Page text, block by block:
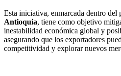
Esta iniciativa, enmarcada dentro del
Antioquia, tiene como objetivo
inestabilidad económica global y
asegurando que los exportadores
competitividad y explorar nuevos